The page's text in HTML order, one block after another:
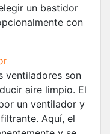
un bastidor
con
ventiladores son
aire limpio. El
un ventilador y
Aquí, el